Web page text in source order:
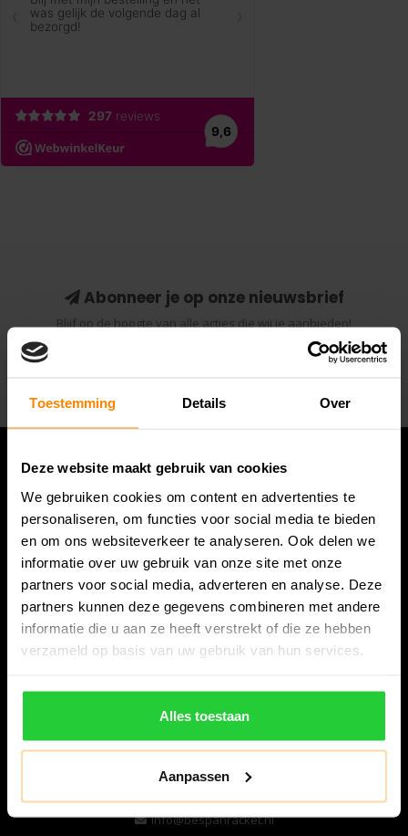
Toestemming Details Over
Deze website maakt gebruik van cookies
We gebruiken cookies om content en advertenties te
personaliseren, om functies voor social media te bieden
en om ons websiteverkeer te analyseren. Ook delen we
informatie over uw gebruik van onze site met onze
partners voor social media, adverteren en analyse. Deze
partners kunnen deze gegevens combineren met andere
informatie die u aan ze heeft verstrekt of die ze hebben
verzameld op basis van uw gebruik van hun services.
Alles toestaan
Aanpassen
Abonneer je op onze nieuwsbrief
Blijf op de hoogte van alle acties die wij je aanbieden!
Abonneer
Bespanracket.nl is dé racketspecialist van Lelystad en
omstreken.
Snijdersstraat 6
8224 AA Lelystad
Nederland
06-57276080
info@bespanracket.nl